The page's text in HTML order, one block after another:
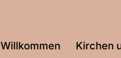
Willkommen Kirchen